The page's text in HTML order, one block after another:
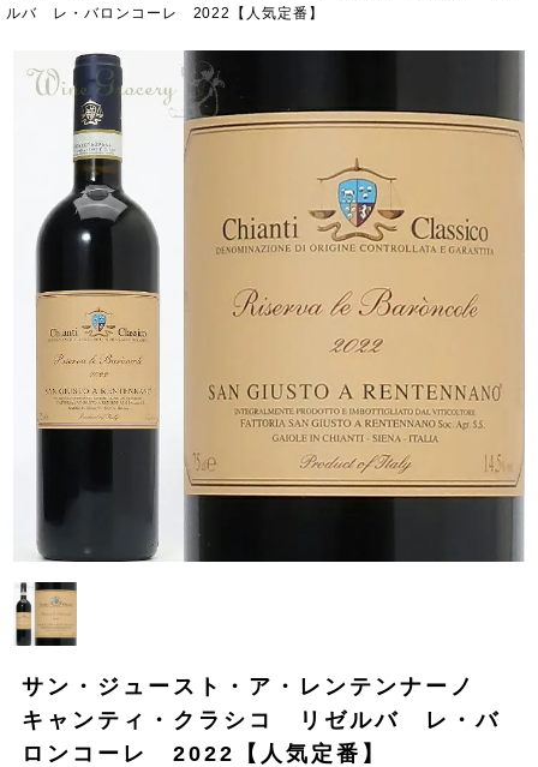
ルバ レ・バロンコーレ 2022【人気定番】
サン・ジュースト・ア・レンテンナーノ
キャンティ・クラシコ リゼルバ レ・バ
ロンコーレ 2022【人気定番】